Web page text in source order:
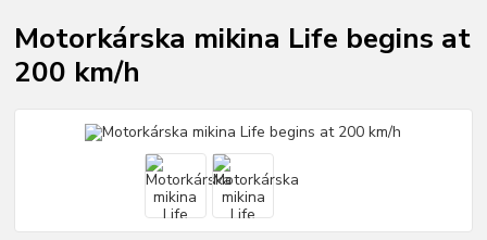
Motorkárska mikina Life begins at
200 km/h